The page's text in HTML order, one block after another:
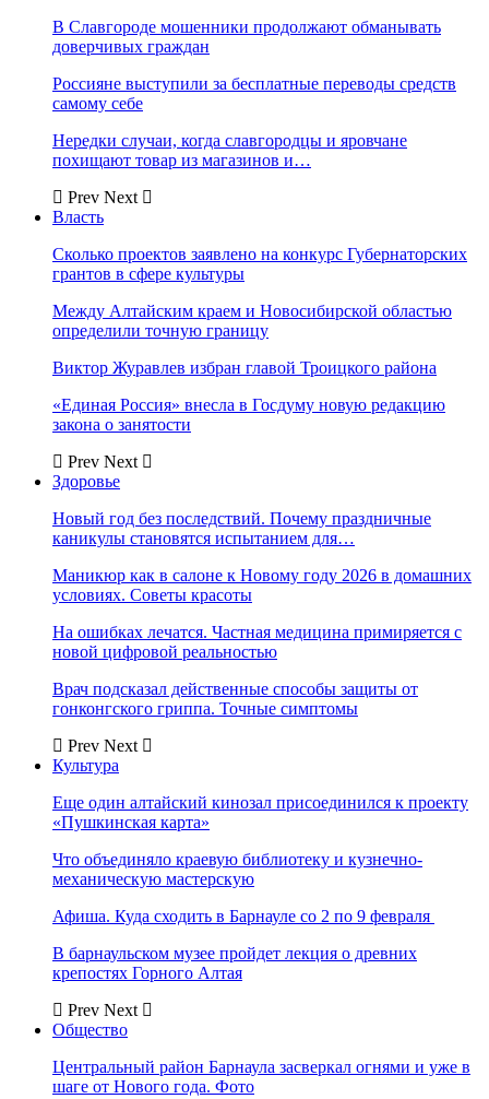
В Славгороде мошенники продолжают обманывать
доверчивых граждан
Россияне выступили за бесплатные переводы средств
самому себе
Нередки случаи, когда славгородцы и яровчане
похищают товар из магазинов и…
Prev Next
Власть
Сколько проектов заявлено на конкурс Губернаторских
грантов в сфере культуры
Между Алтайским краем и Новосибирской областью
определили точную границу
Виктор Журавлев избран главой Троицкого района
«Единая Россия» внесла в Госдуму новую редакцию
закона о занятости
Prev Next
Здоровье
Новый год без последствий. Почему праздничные
каникулы становятся испытанием для…
Маникюр как в салоне к Новому году 2026 в домашних
условиях. Советы красоты
На ошибках лечатся. Частная медицина примиряется с
новой цифровой реальностью
Врач подсказал действенные способы защиты от
гонконгского гриппа. Точные симптомы
Prev Next
Культура
Еще один алтайский кинозал присоединился к проекту
«Пушкинская карта»
Что объединяло краевую библиотеку и кузнечно-
механическую мастерскую
Афиша. Куда сходить в Барнауле со 2 по 9 февраля
В барнаульском музее пройдет лекция о древних
крепостях Горного Алтая
Prev Next
Общество
Центральный район Барнаула засверкал огнями и уже в
шаге от Нового года. Фото